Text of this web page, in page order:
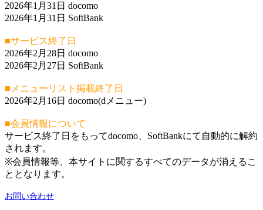
2026年1月31日 docomo
2026年1月31日 SoftBank
■サービス終了日
2026年2月28日 docomo
2026年2月27日 SoftBank
■メニューリスト掲載終了日
2026年2月16日 docomo(dメニュー)
■会員情報について
サービス終了日をもってdocomo、SoftBankにて自動的に解約
されます。
※会員情報等、本サイトに関するすべてのデータが消えるこ
ととなります。
お問い合わせ